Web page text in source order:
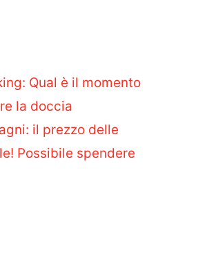
Qual è il momento
la doccia
il prezzo delle
Possibile spendere